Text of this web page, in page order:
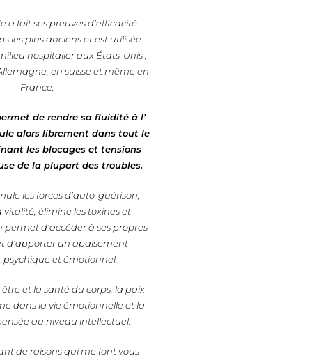
a fait ses preuves d’efficacité
les plus anciens et est utilisée
hospitalier aux États-Unis ,
en suisse et même en
France.
de rendre sa fluidité à l’
alors librement dans tout le
les blocages et tensions
de la plupart des troubles.
les forces d’auto-guérison,
vitalité, élimine les toxines et
permet d’accéder à ses propres
d’apporter un apaisement
psychique et émotionnel.
et la santé du corps, la paix
dans la vie émotionnelle et la
au niveau intellectuel.
de raisons qui me font vous